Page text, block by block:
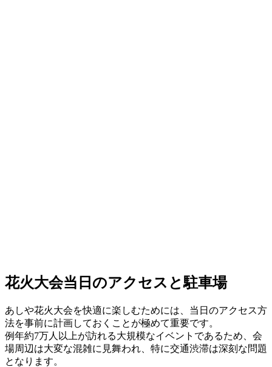
花火大会当日のアクセスと駐車場
あしや花火大会を快適に楽しむためには、当日のアクセス方
法を事前に計画しておくことが極めて重要です。
例年約7万人以上が訪れる大規模なイベントであるため、会
場周辺は大変な混雑に見舞われ、特に交通渋滞は深刻な問題
となります。